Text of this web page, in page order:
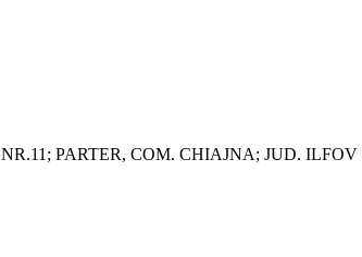
PARTER, COM. CHIAJNA; JUD. ILFOV